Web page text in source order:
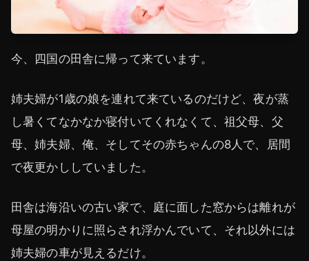
今、四国の田舎に帰って来ています。
姉夫婦が1歳の娘を連れて来ているのだけど、夜が蒸
し暑くてなかなか寝付いてくれなくて、祖父母、父
母、姉夫婦、俺、そしてその赤ちゃんの8人で、居間
で夜更かししていました。
田舎は海沿いの古い家で、庭に面した窓からは離れが
母屋の明かりに照らされ浮かんでいて、それ以外には
姉夫婦の車が見えるだけ。